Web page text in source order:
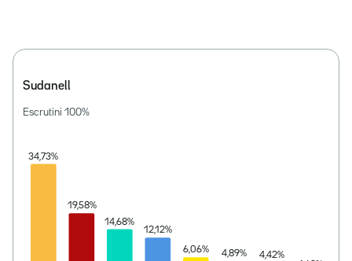
Sudanell
Escrutini 100%